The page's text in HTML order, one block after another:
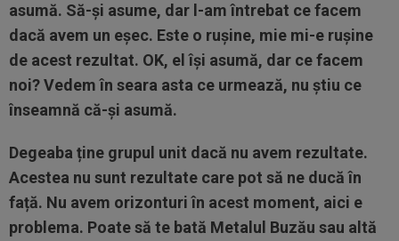
asumă. Să-și asume, dar l-am întrebat ce facem
dacă avem un eșec. Este o rușine, mie mi-e rușine
de acest rezultat. OK, el își asumă, dar ce facem
noi? Vedem în seara asta ce urmează, nu știu ce
înseamnă că-și asumă.
Degeaba ține grupul unit dacă nu avem rezultate.
Acestea nu sunt rezultate care pot să ne ducă în
față. Nu avem orizonturi în acest moment, aici e
problema. Poate să te bată Metalul Buzău sau altă